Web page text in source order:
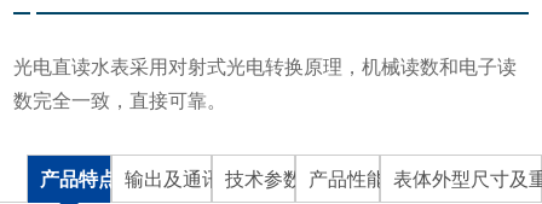
光电直读水表采用对射式光电转换原理，机械读数和电子读
数完全一致，直接可靠。
产品特点 输出及通讯 技术参数 产品性能 表体外型尺寸及